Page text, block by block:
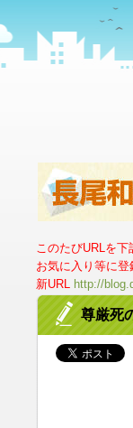
このたびURLを下
お気に入り等に
新URL http://
尊厳死